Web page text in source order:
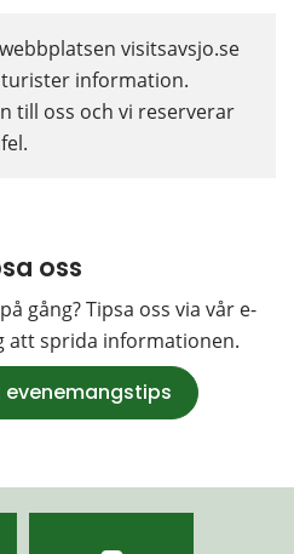
visitsavsjo.se
information.
till oss och vi reserverar
oss
gång? Tipsa oss via vår e-
att sprida informationen.
evenemangstips